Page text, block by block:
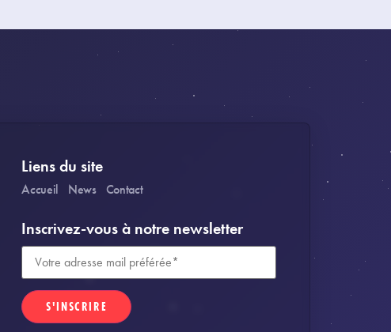
Liens du site
Accueil News Contact
Inscrivez-vous à notre newsletter